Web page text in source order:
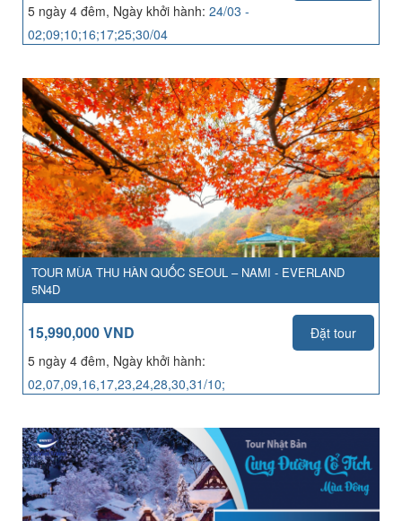
5 ngày 4 đêm, Ngày khởi hành: 24/03 -
02;09;10;16;17;25;30/04
TOUR MÙA THU HÀN QUỐC SEOUL – NAMI - EVERLAND
5N4D
15,990,000 VND
Đặt tour
5 ngày 4 đêm, Ngày khởi hành:
02,07,09,16,17,23,24,28,30,31/10;